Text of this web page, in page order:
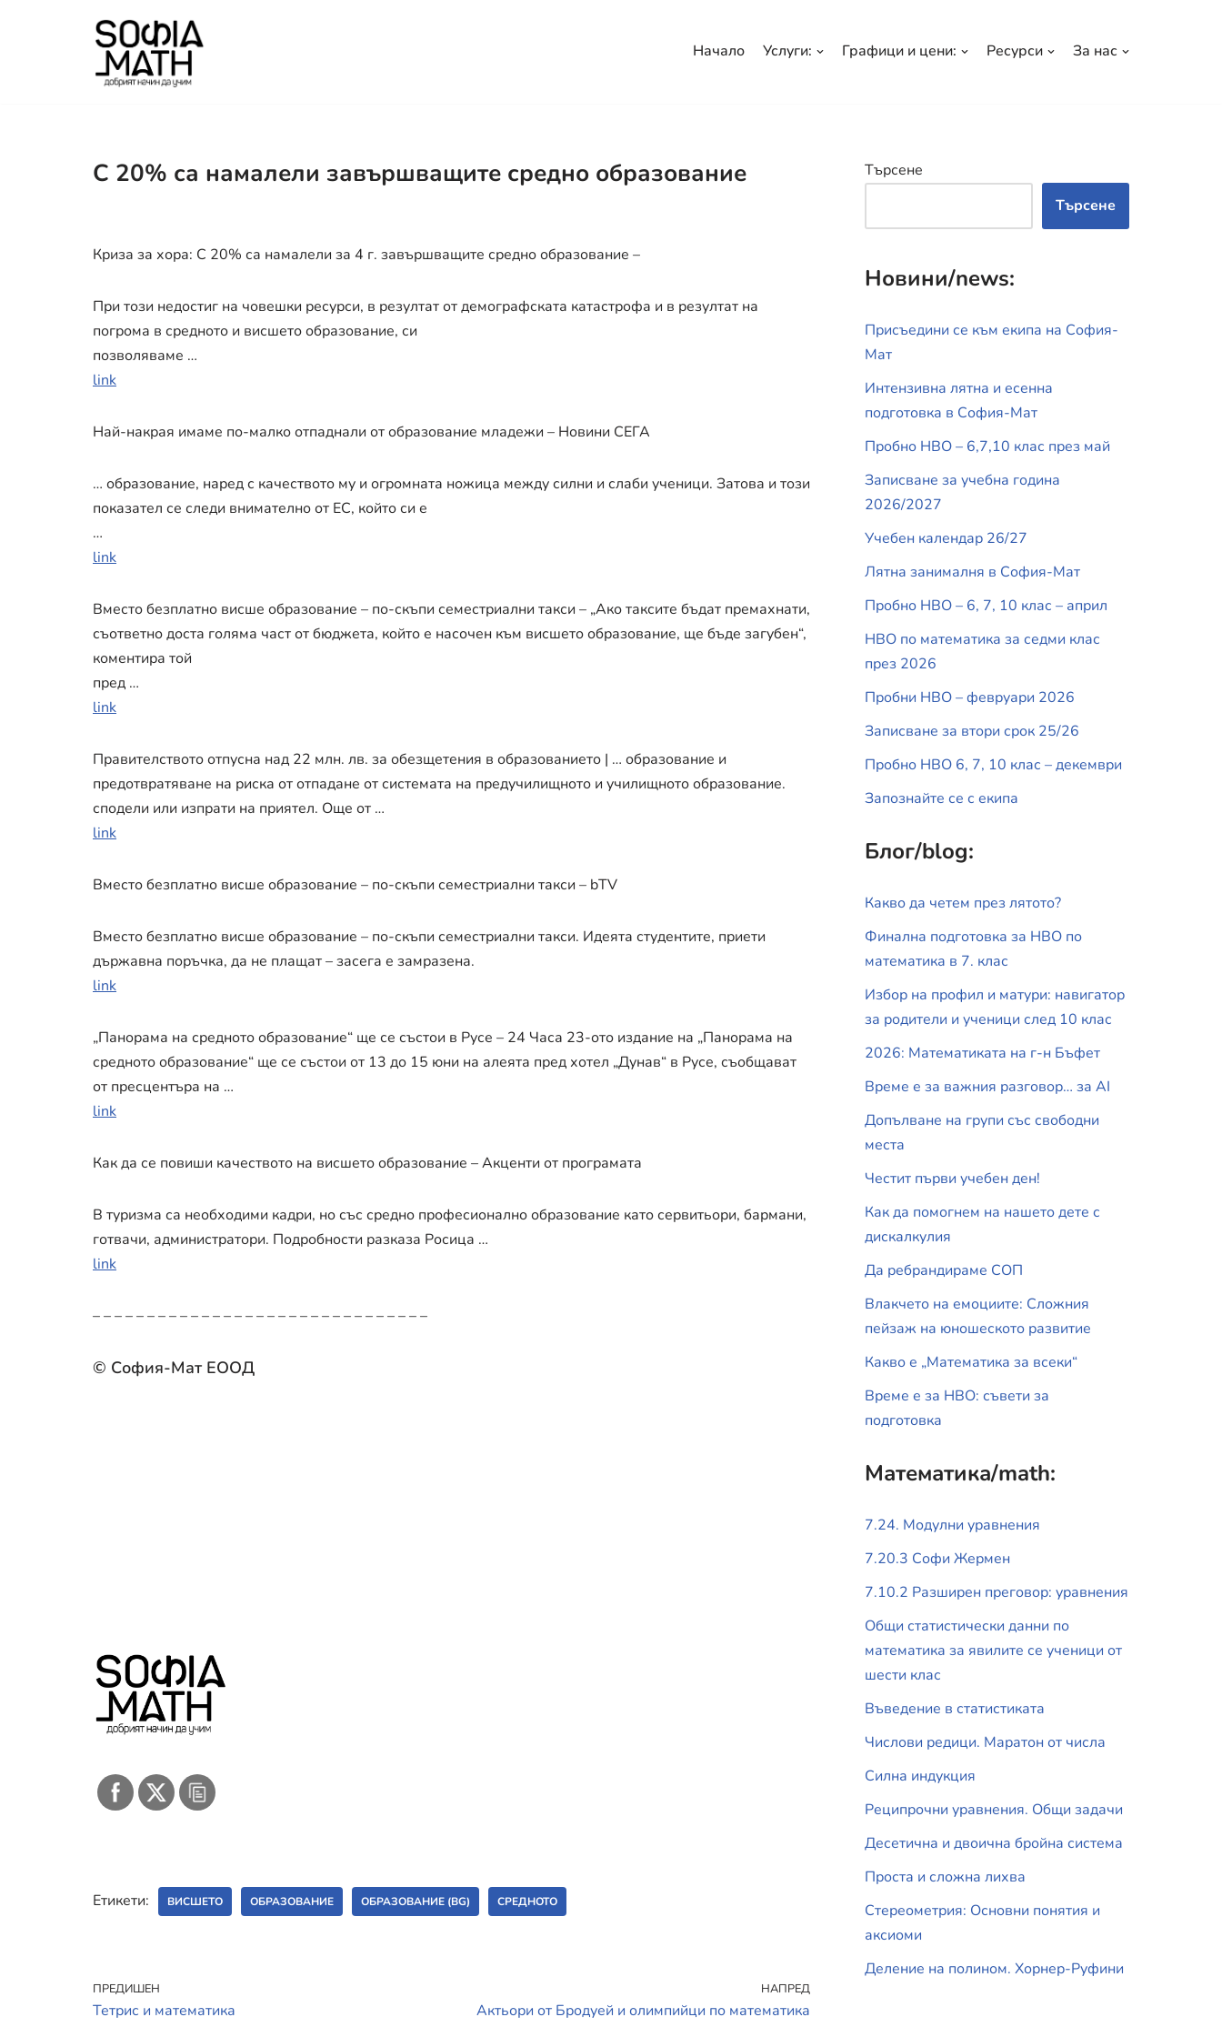
Продължете
Начало Услуги: Графици и цени: Ресурси За нас
С 20% са намалели завършващите средно образование
Криза за хора: С 20% са намалели за 4 г. завършващите средно образование –
При този недостиг на човешки ресурси, в резултат от демографската катастрофа и в резултат на
погрома в средното и висшето образование, си
позволяваме …
link
Най-накрая имаме по-малко отпаднали от образование младежи – Новини СЕГА
… образование, наред с качеството му и огромната ножица между силни и слаби ученици. Затова и този
показател се следи внимателно от ЕС, който си е
…
link
Вместо безплатно висше образование – по-скъпи семестриални такси – „Ако таксите бъдат премахнати,
съответно доста голяма част от бюджета, който е насочен към висшето образование, ще бъде загубен“,
коментира той
пред …
link
Правителството отпусна над 22 млн. лв. за обезщетения в образованието | … образование и
предотвратяване на риска от отпадане от системата на предучилищното и училищното образование.
сподели или изпрати на приятел. Още от …
link
Вместо безплатно висше образование – по-скъпи семестриални такси – bTV
Вместо безплатно висше образование – по-скъпи семестриални такси. Идеята студентите, приети
държавна поръчка, да не плащат – засега е замразена.
link
„Панорама на средното образование“ ще се състои в Русе – 24 Часа 23-ото издание на „Панорама на
средното образование“ ще се състои от 13 до 15 юни на алеята пред хотел „Дунав“ в Русе, съобщават
от пресцентъра на …
link
Как да се повиши качеството на висшето образование – Акценти от програмата
В туризма са необходими кадри, но със средно професионално образование като сервитьори, бармани,
готвачи, администратори. Подробности разказа Росица …
link
– – – – – – – – – – – – – – – – – – – – – – – – – – – – – – –
© София-Мат ЕООД
Етикети: ВИСШЕТО ОБРАЗОВАНИЕ ОБРАЗОВАНИЕ (BG) СРЕДНОТО
ПРЕДИШЕН
Тетрис и математика
НАПРЕД
Aктьори от Бродуей и олимпийци по математика
Търсене
Търсене
Новини/news:
Присъедини се към екипа на София-
Мат
Интензивна лятна и есенна
подготовка в София-Мат
Пробно НВО – 6,7,10 клас през май
Записване за учебна година
2026/2027
Учебен календар 26/27
Лятна занималня в София-Мат
Пробно НВО – 6, 7, 10 клас – април
НВО по математика за седми клас
през 2026
Пробни НВО – февруари 2026
Записване за втори срок 25/26
Пробно НВО 6, 7, 10 клас – декември
Запознайте се с екипа
Блог/blog:
Какво да четем през лятото?
Финална подготовка за НВО по
математика в 7. клас
Избор на профил и матури: навигатор
за родители и ученици след 10 клас
2026: Математиката на г-н Бъфет
Време е за важния разговор… за АI
Допълване на групи със свободни
места
Честит първи учебен ден!
Как да помогнем на нашето дете с
дискалкулия
Да ребрандираме СОП
Влакчето на емоциите: Сложния
пейзаж на юношеското развитие
Какво е „Математика за всеки“
Време е за НВО: съвети за
подготовка
Математика/math:
7.24. Модулни уравнения
7.20.3 Софи Жермен
7.10.2 Разширен преговор: уравнения
Общи статистически данни по
математика за явилите се ученици от
шести клас
Въведение в статистиката
Числови редици. Маратон от числа
Силна индукция
Реципрочни уравнения. Общи задачи
Десетична и двоична бройна система
Проста и сложна лихва
Стереометрия: Основни понятия и
аксиоми
Деление на полином. Хорнер-Руфини